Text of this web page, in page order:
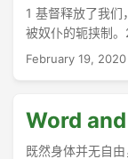
1 基督释放了我
被奴仆的轭挟制
无益了。3 我再指
在基督耶稣里，受
的信心纔有功效
顺从真理呢？8 这
February 19, 2020
Word
既然身体并无自